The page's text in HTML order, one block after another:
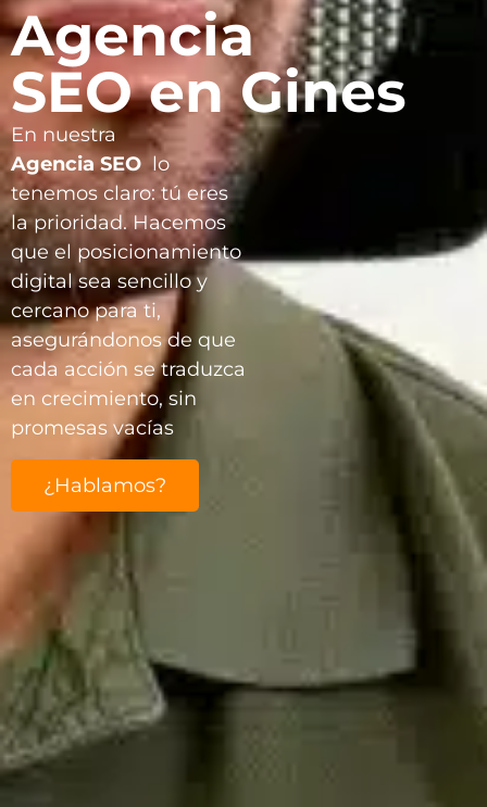
Agencia
SEO en Gines
En nuestra
Agencia SEO lo
tenemos claro: tú eres
la prioridad. Hacemos
que el posicionamiento
digital sea sencillo y
cercano para ti,
asegurándonos de que
cada acción se traduzca
en crecimiento, sin
promesas vacías
¿Hablamos?